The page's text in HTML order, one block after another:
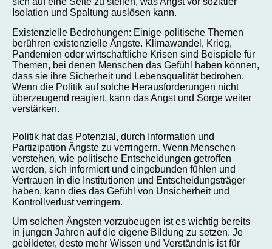
Isolation und Spaltung auslösen kann.
Existenzielle Bedrohungen: Einige politische Themen
berühren existenzielle Ängste. Klimawandel, Krieg,
Pandemien oder wirtschaftliche Krisen sind Beispiele für
Themen, bei denen Menschen das Gefühl haben können,
dass sie ihre Sicherheit und Lebensqualität bedrohen.
Wenn die Politik auf solche Herausforderungen nicht
überzeugend reagiert, kann das Angst und Sorge weiter
verstärken.
Politik hat das Potenzial, durch Information und
Partizipation Ängste zu verringern. Wenn Menschen
verstehen, wie politische Entscheidungen getroffen
werden, sich informiert und eingebunden fühlen und
Vertrauen in die Institutionen und Entscheidungsträger
haben, kann dies das Gefühl von Unsicherheit und
Kontrollverlust verringern.
Um solchen Ängsten vorzubeugen ist es wichtig bereits
in jungen Jahren auf die eigene Bildung zu setzen. Je
gebildeter, desto mehr Wissen und Verständnis ist für